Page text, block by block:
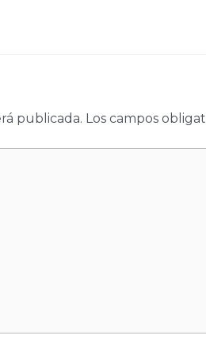
publicada. Los campos